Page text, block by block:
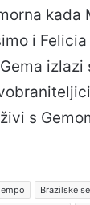
kada
i
izlazi
s
Brazilske